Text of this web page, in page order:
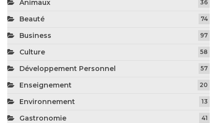
Animaux 36
Beauté 74
Business 97
Culture 58
Développement Personnel 57
Enseignement 20
Environnement 13
Gastronomie 41